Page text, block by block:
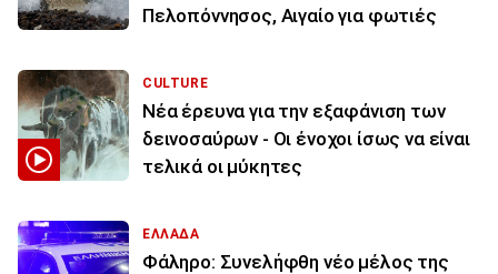
Πελοπόννησος, Αιγαίο για φωτιές
CULTURE
Νέα έρευνα για την εξαφάνιση των
δεινοσαύρων - Οι ένοχοι ίσως να είναι
τελικά οι μύκητες
ΕΛΛΑΔΑ
Φάληρο: Συνελήφθη νέο μέλος της